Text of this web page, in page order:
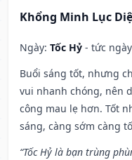
Khổng Minh Lục
Ngày: Tốc Hỷ - tức
Buổi sáng tốt, nhưng
vui nhanh chóng, nên
công mau lẹ hơn. Tốt
sáng, càng sớm càng
“Tốc Hỷ là bạn trùng